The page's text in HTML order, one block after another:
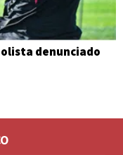
denunciado